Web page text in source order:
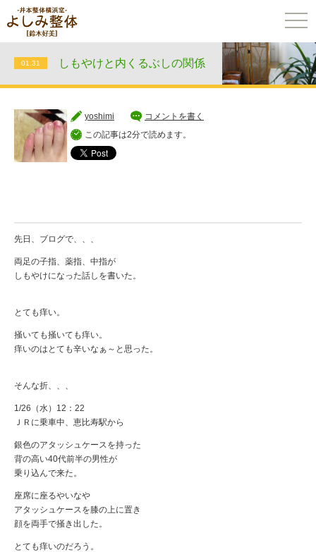
01.31 しもやけと内くるぶしの関係
yoshimi
コメントを書く
この記事は2分で読めます。
先日、ブログで、、、
両足の子指、薬指、中指が
しもやけになった話しを書いた。
とても痒い。
掻いても掻いても痒い。
痒いのはとても辛いなぁ～と思った。
そんな折、、、
1/26（水）12：22
ＪＲに乗車中、恵比寿駅から
銀色のアタッシュケースを持った
背の高い40代前半の男性が
乗り込んで来た。
座席に座るやいなや
アタッシュケースを膝の上に置き
顔を両手で掻き出した。
とても痒いのだろう。